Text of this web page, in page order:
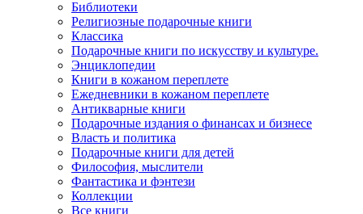
Библиотеки
Религиозные подарочные книги
Классика
Подарочные книги по искусству и культуре.
Энциклопедии
Книги в кожаном переплете
Ежедневники в кожаном переплете
Антикварные книги
Подарочные издания о финансах и бизнесе
Власть и политика
Подарочные книги для детей
Философия, мыслители
Фантастика и фэнтези
Коллекции
Все книги